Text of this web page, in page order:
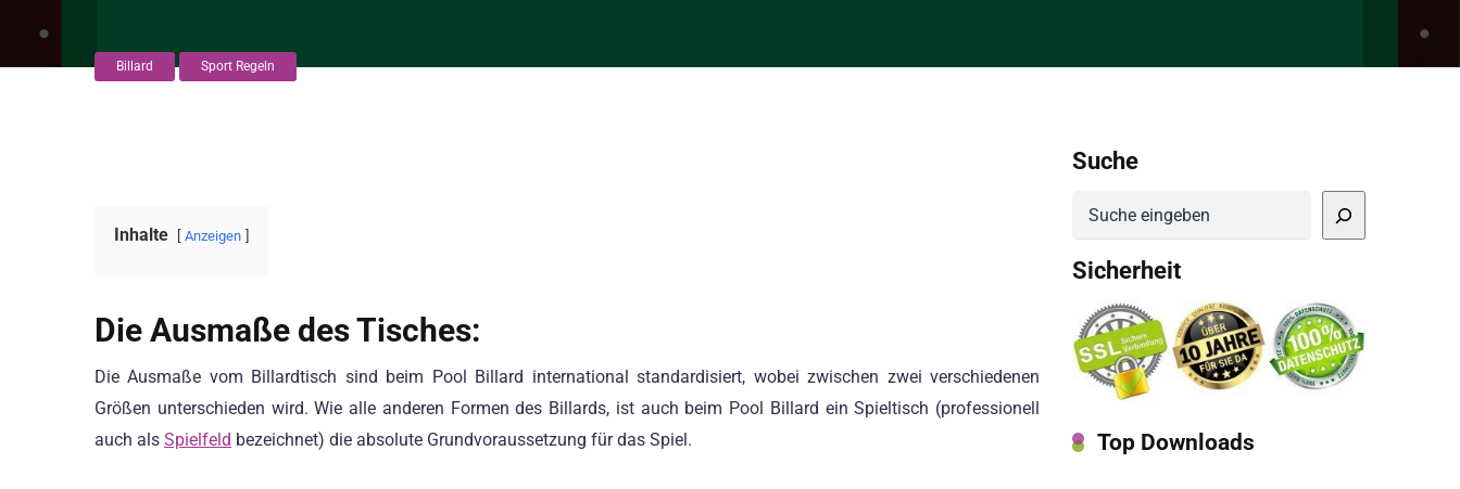
Billard Sport Regeln
Inhalte Anzeigen
Die Ausmaße des Tisches:
Die Ausmaße vom Billardtisch sind beim Pool Billard international standardisiert, wobei zwischen zwei verschiedenen
Größen unterschieden wird. Wie alle anderen Formen des Billards, ist auch beim Pool Billard ein Spieltisch (professionell
auch als Spielfeld bezeichnet) die absolute Grundvoraussetzung für das Spiel.
Suche
Sicherheit
Top Downloads